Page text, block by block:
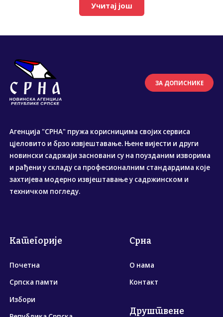
Учитај још
ЗА ДОПИСНИКЕ
Агенција "СРНА" пружа корисницима својих сервиса
цјеловито и брзо извјештавање. Њене вијести и други
новински садржаји засновани су на поузданим изворима
и рађени у складу са професионалним стандардима које
захтијева модерно извјештавање у садржинском и
техничком погледу.
Категорије
Почетна
Српска памти
Избори
Срна
О нама
Контакт
Друштвене